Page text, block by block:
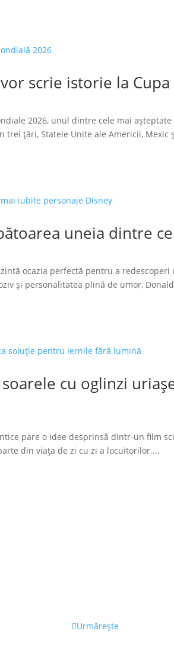
scrie istorie la
2026, unul dintre cele mai
țări, Statele Unite ale Americii, Mexic
uneia dintre
ocazia perfectă pentru a
și personalitatea plină de umor,
cu oglinzi
pare o idee desprinsă dintr-un film
din viața de zi cu zi a locuitorilor....
Urmărește